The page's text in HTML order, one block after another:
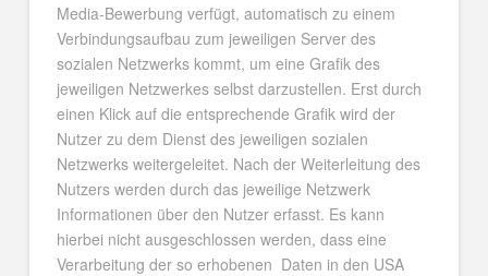
Media-Bewerbung verfügt, automatisch zu einem
Verbindungsaufbau zum jeweiligen Server des
sozialen Netzwerks kommt, um eine Grafik des
jeweiligen Netzwerkes selbst darzustellen. Erst durch
einen Klick auf die entsprechende Grafik wird der
Nutzer zu dem Dienst des jeweiligen sozialen
Netzwerks weitergeleitet. Nach der Weiterleitung des
Nutzers werden durch das jeweilige Netzwerk
Informationen über den Nutzer erfasst. Es kann
hierbei nicht ausgeschlossen werden, dass eine
Verarbeitung der so erhobenen Daten in den USA